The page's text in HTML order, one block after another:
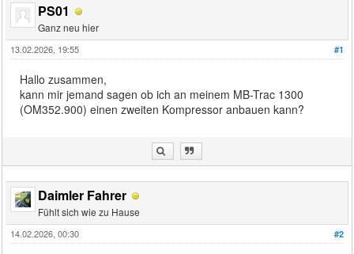
PS01
Ganz neu hier
#1
13.02.2026, 19:55
Hallo zusammen,
kann mir jemand sagen ob ich an meinem MB-Trac 1300
(OM352.900) einen zweiten Kompressor anbauen kann?
Daimler Fahrer
Fühlt sich wie zu Hause
#2
14.02.2026, 00:30